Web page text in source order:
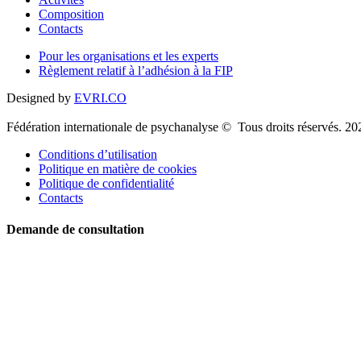
Composition
Contacts
Pour les organisations et les experts
Règlement relatif à l’adhésion à la FIP
Designed by EVRI.CO
Fédération internationale de psychanalyse © Tous droits réservés.
Conditions d’utilisation
Politique en matière de cookies
Politique de confidentialité
Contacts
Demande de consultation